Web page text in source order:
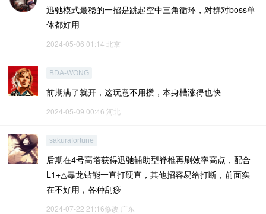
迅驰模式最稳的一招是跳起空中三角循环，对群对boss单
体都好用
2024-05-06 01:14 北京
BDA-WONG
前期满了就开，这玩意不用攒，本身槽涨得也快
2024-05-09 00:46 河北
sakurafortune
后期在4号高塔获得迅驰辅助型脊椎再刷效率高点，配合
L1+△毒龙钻能一直打硬直，其他招容易给打断，前面实
在不好用，各种刮痧
2024-07-22 21:16修改 广东